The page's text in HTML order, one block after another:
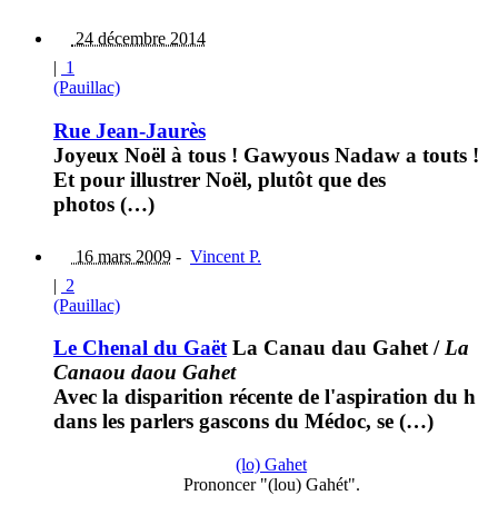
24 décembre 2014
| 1
(Pauillac)
Rue Jean-Jaurès
Joyeux Noël à tous ! Gawyous Nadaw a touts !
Et pour illustrer Noël, plutôt que des
photos (…)
16 mars 2009 - Vincent P.
| 2
(Pauillac)
Le Chenal du GaëtLa Canau dau Gahet/La
Canaou daou Gahet
Avec la disparition récente de l'aspiration du h
dans les parlers gascons du Médoc, se (…)
(lo) Gahet
Prononcer "(lou) Gahét".